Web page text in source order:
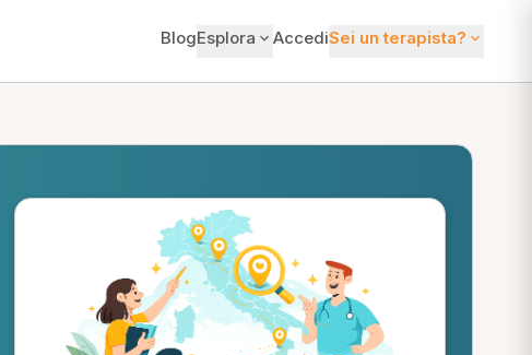
BlogEsplora AccediSei un terapista?